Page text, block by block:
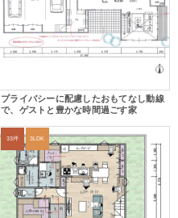
プライバシーに配慮したおもてなし動線
で、ゲストと豊かな時間過ごす家
33坪 3LDK